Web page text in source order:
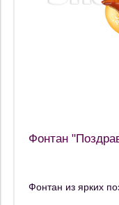
Фонтан
Фонтан из ярких